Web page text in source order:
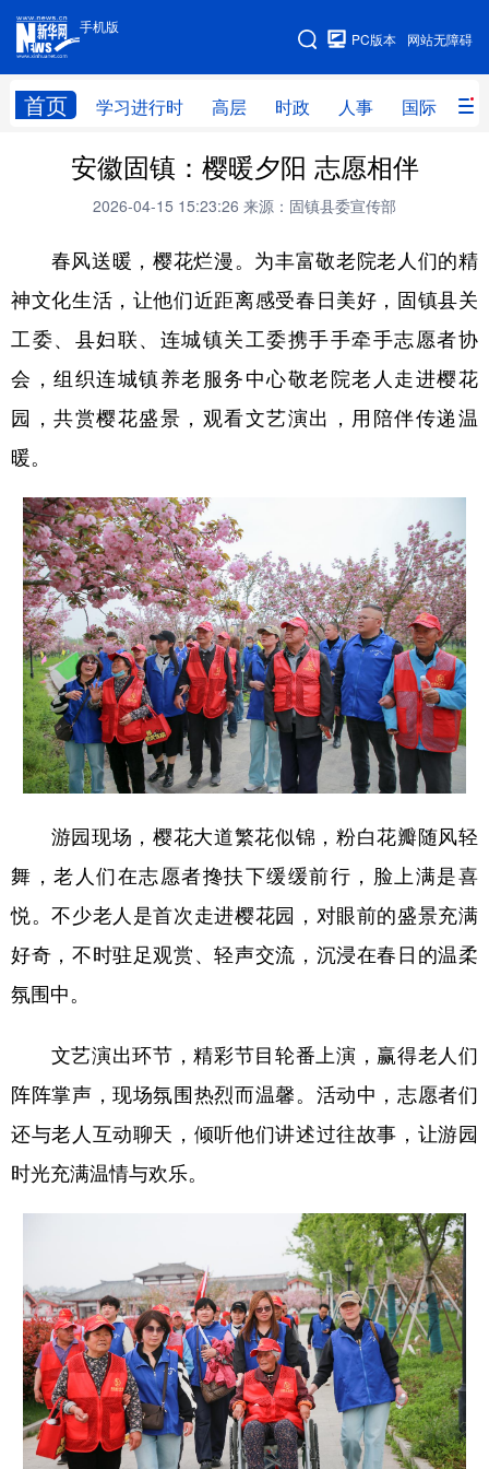
手机版
网站无障碍
PC版本
首页 学习进行时 高层 时政 人事 国际 财
手机版
网站地图
学习进行时 高层 时政 人事
财经 网评
台湾 思客智库 全球连线 教育
科技 科创 量子 体育
文化 书画 健康 军事
访谈 视频 图片 政务
学术中国 乡村振兴 溯源中国
城市 旅游 能源 会展
彩票 娱乐 时尚 悦读
公益 一带一路 亚太网 上市公司
文化产业
地方频道
北京 天津 河北 山西
辽宁 吉林 江苏
山东
陕西 甘肃 青海 宁夏
新疆 内蒙古
English Español Français عربى
Русский язык 日本語 한국어
Deutsch Português
安徽固镇：樱暖夕阳 志愿相伴
2026-04-15 15:23:26 来源：固镇县委宣传部
春风送暖，樱花烂漫。为丰富敬老院老人们的精
神文化生活，让他们近距离感受春日美好，固镇县关
工委、县妇联、连城镇关工委携手手牵手志愿者协
会，组织连城镇养老服务中心敬老院老人走进樱花
园，共赏樱花盛景，观看文艺演出，用陪伴传递温
暖。
游园现场，樱花大道繁花似锦，粉白花瓣随风轻
舞，老人们在志愿者搀扶下缓缓前行，脸上满是喜
悦。不少老人是首次走进樱花园，对眼前的盛景充满
好奇，不时驻足观赏、轻声交流，沉浸在春日的温柔
氛围中。
文艺演出环节，精彩节目轮番上演，赢得老人们
阵阵掌声，现场氛围热烈而温馨。活动中，志愿者们
还与老人互动聊天，倾听他们讲述过往故事，让游园
时光充满温情与欢乐。